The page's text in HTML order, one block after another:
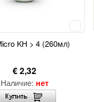
KH > 4 (260мл)
€ 2,32
Наличие: нет